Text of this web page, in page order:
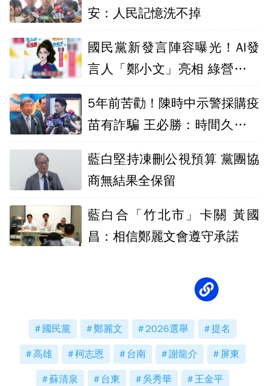
安：人民記憶洗不掉
國民黨新發言陣容曝光！AI發
言人「鄭小文」亮相 綠營酸：
5年前苦勸！陳時中示警採購疫
苗有詐騙 王必勝：時間久看出
藍白堅持凍刪公視預算 黨團協
商無結果全保留
藍白合「竹北市」卡關 黃國
昌：相信鄭麗文會遵守承諾
國民黨 鄭麗文 2026選舉 提名
高雄 柯志恩 台南 謝龍介 屏東
蘇清泉 台東 吳秀華 王金平